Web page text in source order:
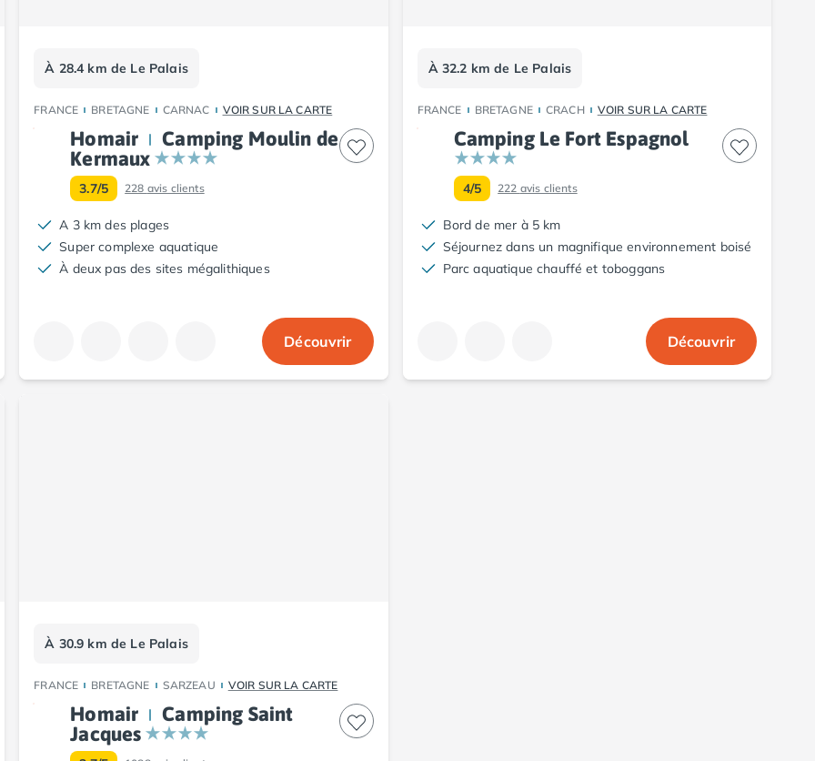
À 28.4 km de Le Palais
FRANCE BRETAGNE CARNAC VOIR SUR LA CARTE
Homair
Camping Moulin de
Kermaux
3.7/5 228 avis clients
A 3 km des plages
Super complexe aquatique
À deux pas des sites mégalithiques
Découvrir
À 32.2 km de Le Palais
FRANCE BRETAGNE CRACH VOIR SUR LA CARTE
Camping Le Fort Espagnol
4/5 222 avis clients
Bord de mer à 5 km
Séjournez dans un magnifique environnement boisé
Parc aquatique chauffé et toboggans
Découvrir
À 30.9 km de Le Palais
FRANCE BRETAGNE SARZEAU VOIR SUR LA CARTE
Homair
Camping Saint
Jacques